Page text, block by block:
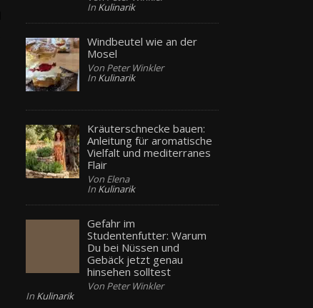
In Kulinarik
Windbeutel wie an der
Mosel
Von Peter Winkler
In Kulinarik
Kräuterschnecke bauen:
Anleitung für aromatische
Vielfalt und mediterranes
Flair
Von Elena
In Kulinarik
Gefahr im
Studentenfutter: Warum
Du bei Nüssen und
Gebäck jetzt genau
hinsehen solltest
Von Peter Winkler
In Kulinarik